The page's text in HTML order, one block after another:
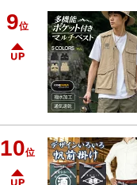
9位
10位